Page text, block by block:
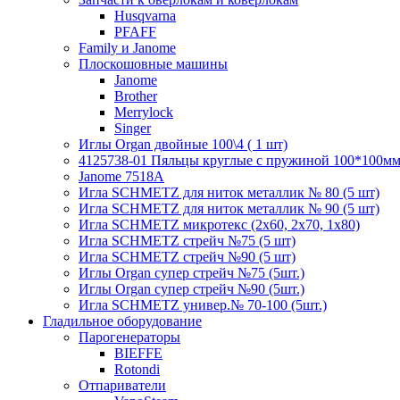
Husqvarna
PFAFF
Family и Janome
Плоскошовные машины
Janome
Brother
Merrylock
Singer
Иглы Organ двойные 100\4 ( 1 шт)
4125738-01 Пяльцы круглые с пружиной
Janome 7518A
Игла SCHMETZ для ниток металлик № 80 (5 шт)
Игла SCHMETZ для ниток металлик № 90 (5 шт)
Игла SCHMETZ микротекс (2х60, 2х70, 1х80)
Игла SCHMETZ стрейч №75 (5 шт)
Игла SCHMETZ стрейч №90 (5 шт)
Иглы Organ супер стрейч №75 (5шт.)
Иглы Organ супер стрейч №90 (5шт.)
Игла SCHMETZ универ.№ 70-100 (5шт.)
Гладильное оборудование
Парогенераторы
BIEFFE
Rotondi
Отпариватели